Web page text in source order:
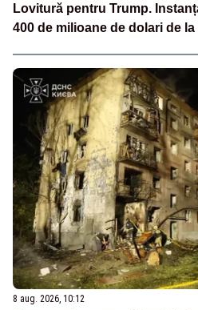
Lovitură pentru Trump.
400 de milioane de dolari de
8 aug. 2026, 10:12